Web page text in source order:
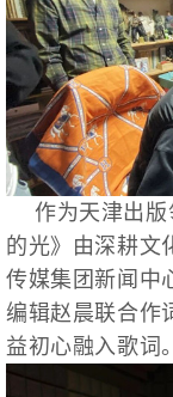
作为天津出
的光》由深耕文
传媒集团新闻中
编辑赵晨联合作
益初心融入歌词。